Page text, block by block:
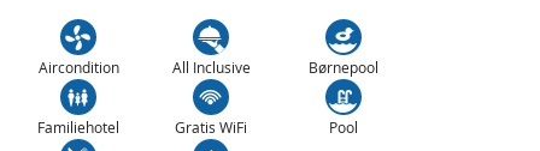
Aircondition All Inclusive Børnepool
Familiehotel Gratis WiFi Pool